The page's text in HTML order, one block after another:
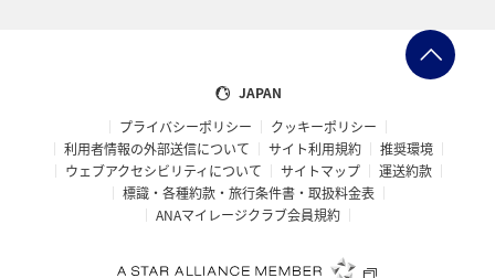
JAPAN
プライバシーポリシー
クッキーポリシー
利用者情報の外部送信について
サイト利用規約
推奨環境
ウェブアクセシビリティについて
サイトマップ
運送約款
標識・各種約款・旅行条件書・取扱料金表
ANAマイレージクラブ会員規約